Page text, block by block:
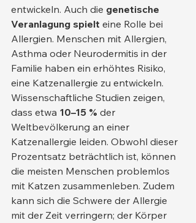
entwickeln. Auch die genetische
Veranlagung spielt eine Rolle bei
Allergien. Menschen mit Allergien,
Asthma oder Neurodermitis in der
Familie haben ein erhöhtes Risiko,
eine Katzenallergie zu entwickeln.
Wissenschaftliche Studien zeigen,
dass etwa 10–15 % der
Weltbevölkerung an einer
Katzenallergie leiden. Obwohl dieser
Prozentsatz beträchtlich ist, können
die meisten Menschen problemlos
mit Katzen zusammenleben. Zudem
kann sich die Schwere der Allergie
mit der Zeit verringern; der Körper